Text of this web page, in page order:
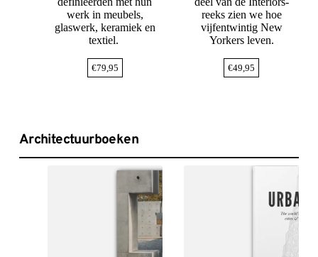
werk in meubels,
glaswerk, keramiek en
textiel.
€79,95
reeks zien we hoe
vijfentwintig New
Yorkers leven.
€49,95
Architectuurboeken